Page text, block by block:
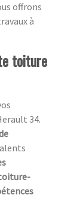
offrons
à
toiture
34.